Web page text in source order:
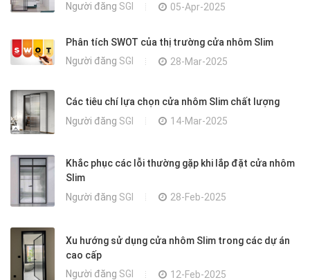
Người đăng SGI 05-Apr-2025
Phân tích SWOT của thị trường cửa nhôm Slim
Người đăng SGI 28-Mar-2025
Các tiêu chí lựa chọn cửa nhôm Slim chất lượng
Người đăng SGI 14-Mar-2025
Khắc phục các lỗi thường gặp khi lắp đặt cửa nhôm
Slim
Người đăng SGI 28-Feb-2025
Xu hướng sử dụng cửa nhôm Slim trong các dự án
cao cấp
Người đăng SGI 12-Feb-2025